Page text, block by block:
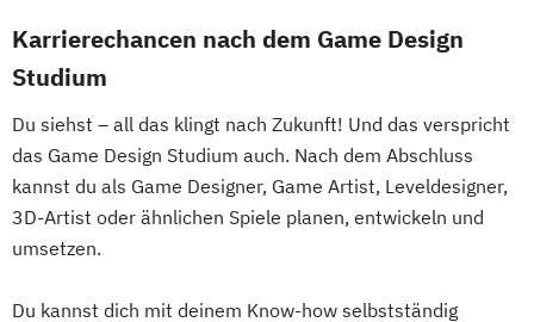
Karrierechancen nach dem Game Design
Studium
Du siehst – all das klingt nach Zukunft! Und das verspricht
das Game Design Studium auch. Nach dem Abschluss
kannst du als Game Designer, Game Artist, Leveldesigner,
3D-Artist oder ähnlichen Spiele planen, entwickeln und
umsetzen.
Du kannst dich mit deinem Know-how selbstständig